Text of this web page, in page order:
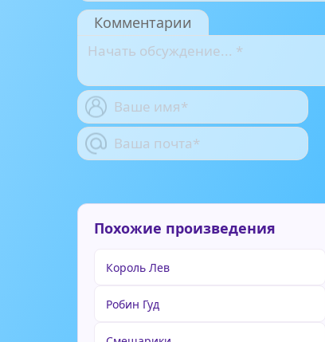
Комментарии
Похожие произведения
Король Лев
Робин Гуд